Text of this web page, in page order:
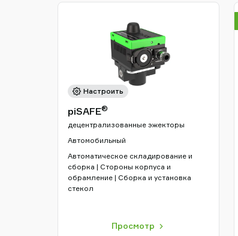
Настроить
piSAFE®
децентрализованные эжекторы
Автомобильный
Автоматическое складирование и
сборка | Стороны корпуса и
обрамление | Сборка и установка
стекол
Просмотр